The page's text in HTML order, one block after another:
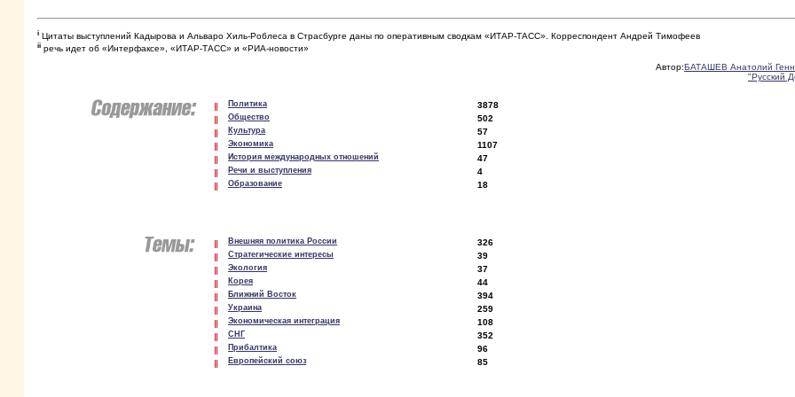
i Цитаты выступлений Кадырова и Альваро Хиль-Роблеса в Страсбурге даны по оперативным сводкам «ИТАР-ТАСС». Корреспондент Андрей Тимофеев
ii речь идет об «Интерфаксе», «ИТАР-ТАСС» и «РИА-новости»
Автор:БАТАШЕВ Анатолий
"Русский
Политика 3878
Общество 502
Культура 57
Экономика 1107
История международных отношений 47
Речи и выступления 4
Образование 18
Внешняя политика России 326
Стратегические интересы 39
Экология 37
Корея 44
Ближний Восток 394
Украина 259
Экономическая интеграция 108
СНГ 352
Прибалтика 96
Европейский союз 85